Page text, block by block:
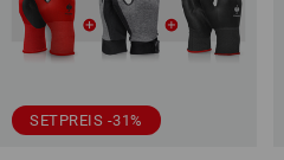
SETPREIS -31%